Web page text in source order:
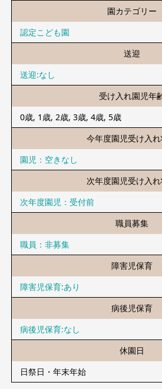
園カテゴリー
認定こども園
送迎
送迎:なし
受け入れ園児年
0歳, 1歳, 2歳, 3歳, 4歳, 5歳
今年度園児受け入
園児：空きなし
次年度園児受け入
次年度園児：受付前
職員募集
職員：非募集
障害児保育
障害児保育:あり
病後児保育
病後児保育:なし
休園日
日祭日・年末年始